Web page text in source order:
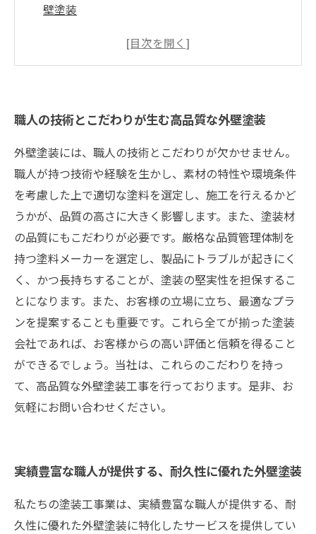
壁塗装
魅力的な外観を実現する、デザイン性の高い外
塗装
職人の技術とこだわりが生む高品質な外壁塗装
外壁塗装には、職人の技術とこだわりが欠かせません。
職人が持つ技術や経験を生かし、素材の特性や環境条件
を考慮した上で適切な塗料を選定し、施工を行えるかど
うかが、品質の高さに大きく影響します。また、塗装材
の品質にもこだわりが必要です。厳格な品質管理体制を
持つ塗料メーカーを選定し、製品にトラブルが起きにく
く、かつ長持ちすることが、塗装の堅実性を担保するこ
とになります。また、お客様の立場に立ち、最適なプラ
ンを提案することも重要です。これら全てが揃った塗装
会社であれば、お客様からの高い評価と信頼を得ること
ができるでしょう。当社は、これらのこだわりを持っ
て、高品質な外壁塗装工事を行っております。是非、お
気軽にお問い合わせください。
実績豊富な職人が提供する、耐久性に優れた外壁塗装
私たちの塗装工事業は、実績豊富な職人が提供する、耐
久性に優れた外壁塗装に特化したサービスを提供してい